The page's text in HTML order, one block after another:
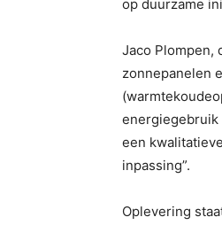
op duurzame
Jaco Plompen,
zonnepanelen
een
inpassing”.
Oplevering